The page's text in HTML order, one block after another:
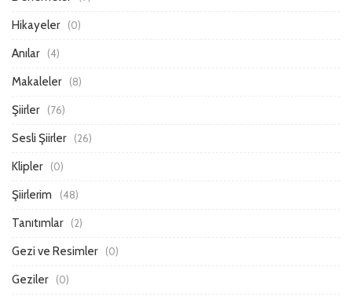
Hikayeler (0)
Anılar (4)
Makaleler (8)
Şiirler (76)
Sesli Şiirler (26)
Klipler (0)
Şiirlerim (48)
Tanıtımlar (2)
Gezi ve Resimler (0)
Geziler (0)